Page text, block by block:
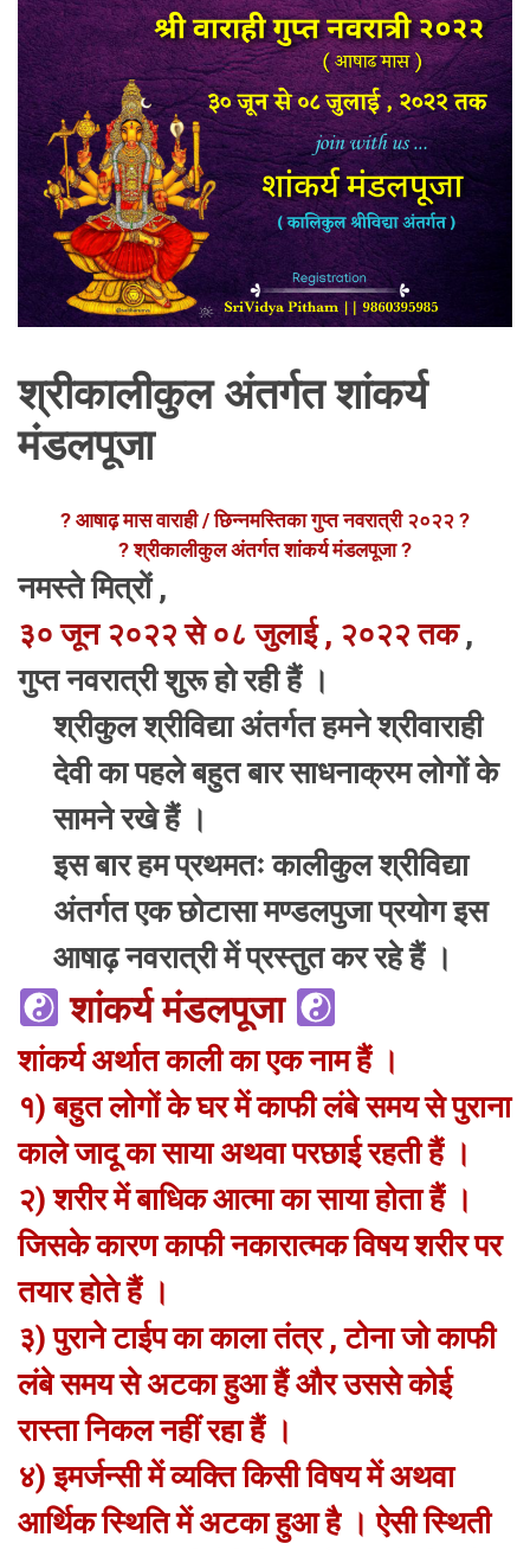
श्रीकालीकुल अंतर्गत शांकर्य
मंडलपूजा
? आषाढ़ मास वाराही / छिन्नमस्तिका गुप्त नवरात्री २०२२ ?
? श्रीकालीकुल अंतर्गत शांकर्य मंडलपूजा ?
नमस्ते मित्रों ,
३० जून २०२२ से ०८ जुलाई , २०२२ तक,
गुप्त नवरात्री शुरू हो रही हैं ।
श्रीकुल श्रीविद्या अंतर्गत हमने श्रीवाराही
देवी का पहले बहुत बार साधनाक्रम लोगों के
सामने रखे हैं ।
इस बार हम प्रथमतः कालीकुल श्रीविद्या
अंतर्गत एक छोटासा मण्डलपुजा प्रयोग इस
आषाढ़ नवरात्री में प्रस्तुत कर रहे हैं ।
शांकर्य मंडलपूजा
शांकर्य अर्थात काली का एक नाम हैं ।
१) बहुत लोगों के घर में काफी लंबे समय से पुराना
काले जादू का साया अथवा परछाई रहती हैं ।
२) शरीर में बाधिक आत्मा का साया होता हैं ।
जिसके कारण काफी नकारात्मक विषय शरीर पर
तयार होते हैं ।
३) पुराने टाईप का काला तंत्र , टोना जो काफी
लंबे समय से अटका हुआ हैं और उससे कोई
रास्ता निकल नहीं रहा हैं ।
४) इमर्जन्सी में व्यक्ति किसी विषय में अथवा
आर्थिक स्थिति में अटका हुआ है । ऐसी स्थिती